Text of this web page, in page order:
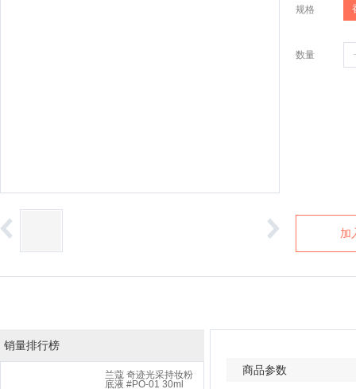
规格
数量
加
销量排行榜
兰蔻 奇迹光采持妆粉
底液 #PO-01 30ml
商品参数